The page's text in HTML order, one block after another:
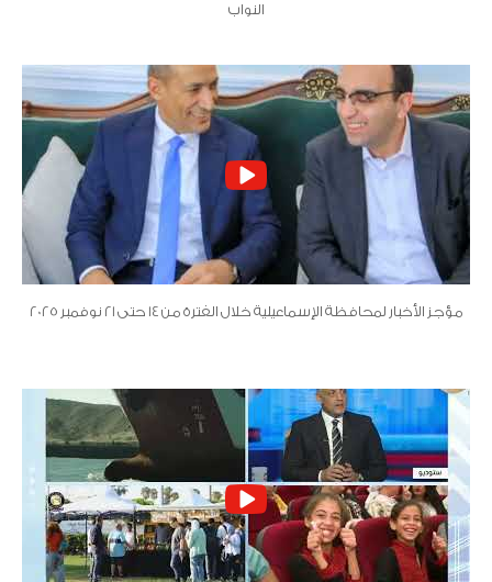
النواب
مؤجز الأخبار لمحافظة الإسماعيلية خلال الفترة من 14 حتى 21 نوفمبر 2025